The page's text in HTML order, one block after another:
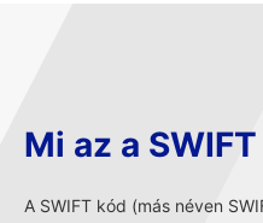
Mi az a
A SWIFT kód (más néven